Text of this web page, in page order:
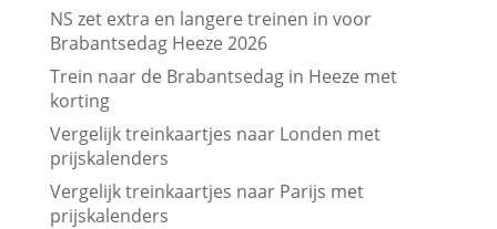
NS zet extra en langere treinen in voor
Brabantsedag Heeze 2026
Trein naar de Brabantsedag in Heeze met
korting
Vergelijk treinkaartjes naar Londen met
prijskalenders
Vergelijk treinkaartjes naar Parijs met
prijskalenders